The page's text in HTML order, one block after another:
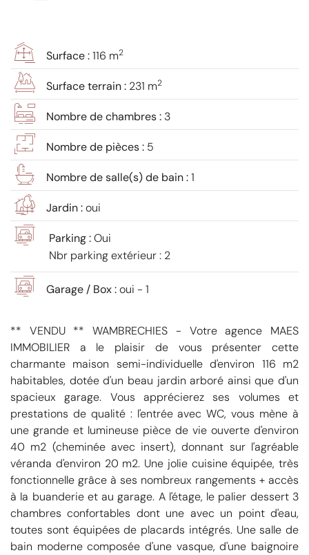
Surface :116 m2
Surface terrain : 231 m2
Nombre de chambres : 3
Nombre de pièces : 5
Nombre de salle(s) de bain :1
Jardin :oui
Parking :Oui
Nbr parking extérieur : 2
Garage / Box :oui - 1
** VENDU ** WAMBRECHIES - Votre agence MAES
IMMOBILIER a le plaisir de vous présenter cette
charmante maison semi-individuelle d'environ 116 m2
habitables, dotée d'un beau jardin arboré ainsi que d'un
spacieux garage. Vous apprécierez ses volumes et
prestations de qualité : l'entrée avec WC, vous mène à
une grande et lumineuse pièce de vie ouverte d'environ
40 m2 (cheminée avec insert), donnant sur l'agréable
véranda d'environ 20 m2. Une jolie cuisine équipée, très
fonctionnelle grâce à ses nombreux rangements + accès
à la buanderie et au garage. A l'étage, le palier dessert 3
chambres confortables dont une avec un point d'eau,
toutes sont équipées de placards intégrés. Une salle de
bain moderne composée d'une vasque, d'une baignoire